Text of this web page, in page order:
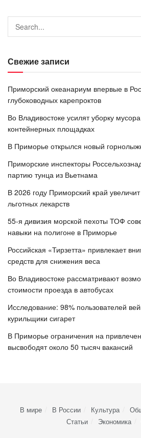
Свежие записи
Приморский океанариум впервые в
глубоководных карепроктов
Во Владивостоке усилят уборку
контейнерных площадках
В Приморье открылся новый
Приморские инспекторы
партию тунца из Вьетнама
В 2026 году Приморский край
льготных лекарств
55-я дивизия морской пехоты ТОФ
навыки на полигоне в Приморье
Российская «Тирзетта» привлекает
средств для снижения веса
Во Владивостоке рассматривают
стоимости проезда в автобусах
Исследование: 98% пользователей
курильщики сигарет
В Приморье ограничения на
высвободят около 50 тысяч вакансий
В мире В России Культура
Статьи
Экономика